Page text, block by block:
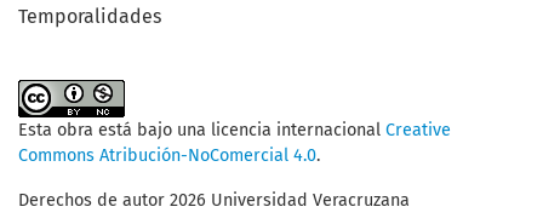
Temporalidades
Esta obra está bajo una licencia internacional Creative
Commons Atribución-NoComercial 4.0.
Derechos de autor 2026 Universidad Veracruzana